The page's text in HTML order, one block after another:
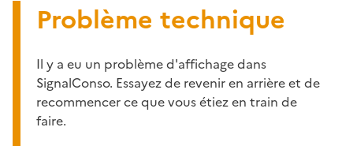
Problème technique
Il y a eu un problème d'affichage dans
SignalConso. Essayez de revenir en arrière et de
recommencer ce que vous étiez en train de
faire.